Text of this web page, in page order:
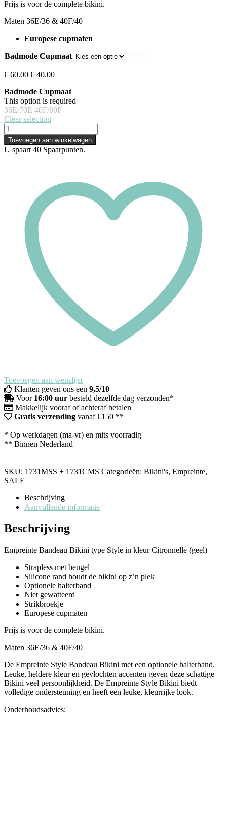
Prijs is voor de complete bikini.
Maten 36E/36 & 40F/40
Europese cupmaten
Badmode Cupmaat
€60.00 € 40.00
Badmode Cupmaat
This option is required
36E/70E 40F/80F
Clear selection
Toevoegen aan winkelwagen
U spaart 40 Spaarpunten.
Toevoegen aan wenslijst
Klanten geven ons een 9,5/10
Voor 16:00 uur besteld dezelfde dag verzonden*
Makkelijk vooraf of achteraf betalen
Gratis verzending vanaf €150 **
* Op werkdagen (ma-vr) en mits voorradig
** Binnen Nederland
SKU: 1731MSS + 1731CMS Categorieën: Bikini's, Empreinte,
SALE
Beschrijving
Aanvullende informatie
Beschrijving
Empreinte Bandeau Bikini type Style in kleur Citronnelle (geel)
Strapless met beugel
Silicone rand houdt de bikini op z’n plek
Optionele halterband
Niet gewatteerd
Strikbroekje
Europese cupmaten
Prijs is voor de complete bikini.
Maten 36E/36 & 40F/40
De Empreinte Style Bandeau Bikini met een optionele halterband.
Leuke, heldere kleur en gevlochten accenten geven deze schattige
Bikini veel persoonlijkheid. De Empreinte Style Bikini biedt
volledige ondersteuning en heeft een leuke, kleurrijke look.
Onderhoudsadvies: